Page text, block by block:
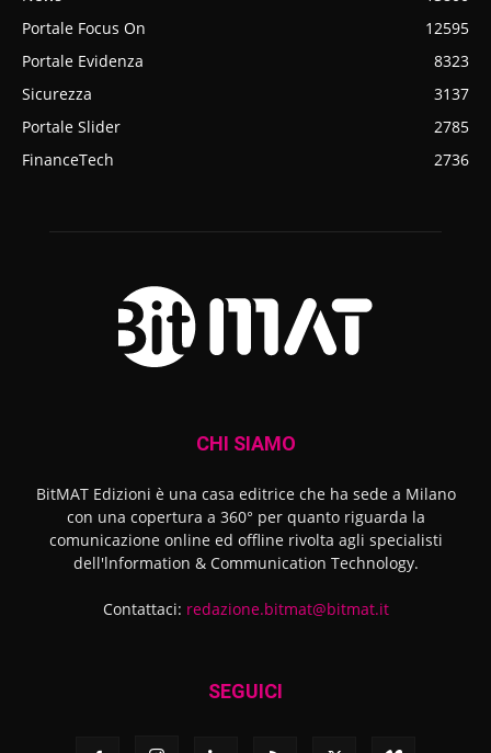
Portale Focus On
12595
Portale Evidenza
8323
Sicurezza
3137
Portale Slider
2785
FinanceTech
2736
CHI SIAMO
BitMAT Edizioni è una casa editrice che ha sede a Milano
con una copertura a 360° per quanto riguarda la
comunicazione online ed offline rivolta agli specialisti
dell'lnformation & Communication Technology.
Contattaci: redazione.bitmat@bitmat.it
SEGUICI